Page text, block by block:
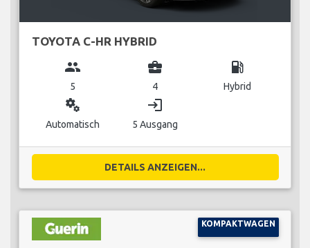
TOYOTA C-HR HYBRID
group
5
business_center
4
local_gas_station
Hybrid
miscellaneous_services
Automatisch
login
5 Ausgang
DETAILS ANZEIGEN...
KOMPAKTWAGEN